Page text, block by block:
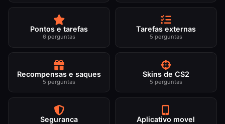
Pontos e tarefas
6 perguntas
Tarefas externas
5 perguntas
Recompensas e saques
5 perguntas
Skins de CS2
5 perguntas
Seguranca Aplicativo movel